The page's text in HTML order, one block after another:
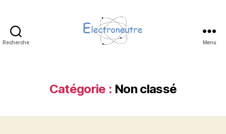
Recherche Menu
Catégorie : Non classé